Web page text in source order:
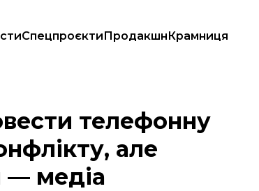
СпецпроєктиПродакшнКрамниця
але президент США відмовився — медіа (ДОПОВНЕНО)
телефонну
але
— медіа